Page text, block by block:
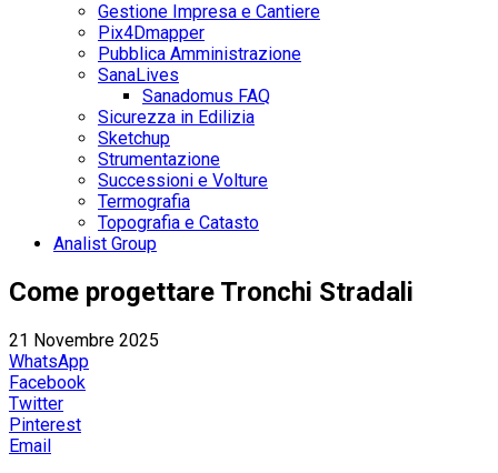
Gestione Impresa e Cantiere
Pix4Dmapper
Pubblica Amministrazione
SanaLives
Sanadomus FAQ
Sicurezza in Edilizia
Sketchup
Strumentazione
Successioni e Volture
Termografia
Topografia e Catasto
Analist Group
Come progettare Tronchi Stradali
21 Novembre 2025
WhatsApp
Facebook
Twitter
Pinterest
Email